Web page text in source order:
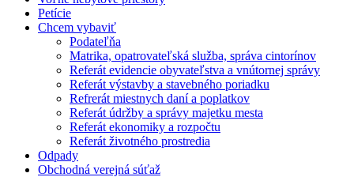
Petície
Chcem vybaviť
Podateľňa
Matrika, opatrovateľská služba, správa cintorínov
Referát evidencie obyvateľstva a vnútornej správy
Referát výstavby a stavebného poriadku
Refrerát miestnych daní a poplatkov
Referát údržby a správy majetku mesta
Referát ekonomiky a rozpočtu
Referát životného prostredia
Odpady
Obchodná verejná súťaž